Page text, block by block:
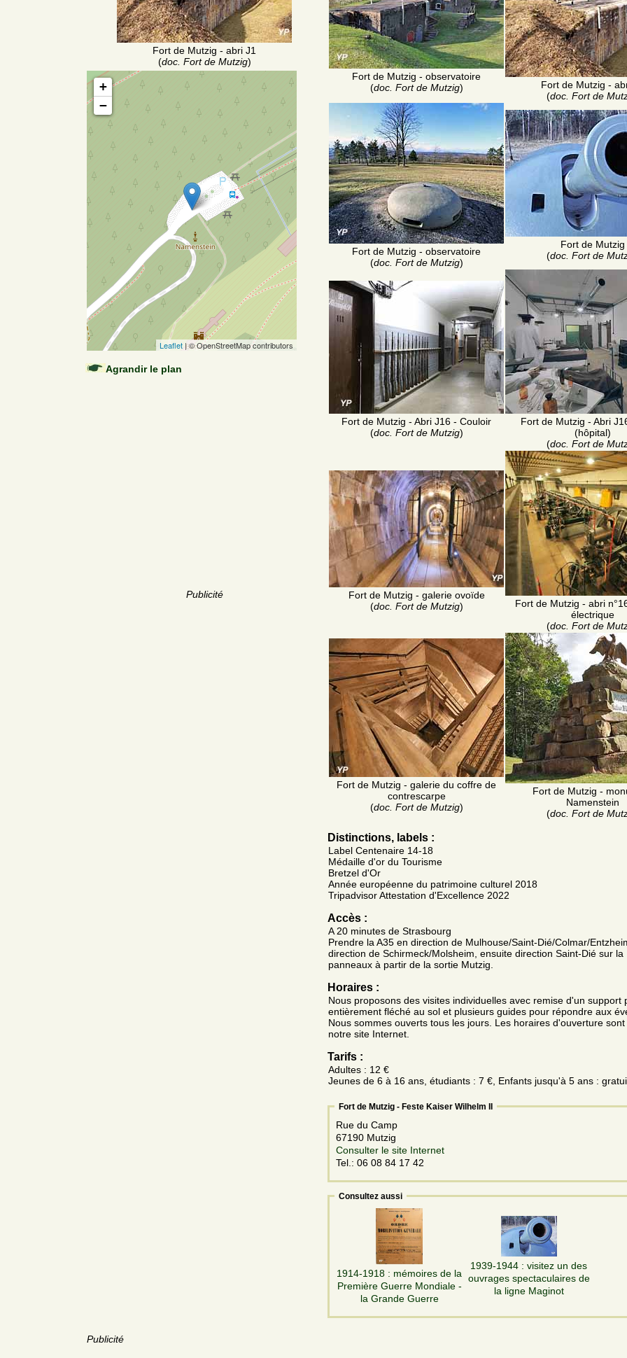
Fort de Mutzig - abri J1
(doc. Fort de Mutzig)
+
−
Leaflet | © OpenStreetMap contributors
Agrandir le plan
Publicité
Fort de Mutzig - observatoire
(doc. Fort de Mutzig)
Fort de Mutzig -
(doc. Fort de
Fort de Mutzig - observatoire
(doc. Fort de Mutzig)
Fort de Mutzig
(doc. Fort de
Fort de Mutzig - Abri J16 - Couloir
(doc. Fort de Mutzig)
Fort de Mutzig - Abri
(hôpital)
(doc. Fort de
Fort de Mutzig - galerie ovoïde
(doc. Fort de Mutzig)
Fort de Mutzig - abri
électrique
(doc. Fort de
Fort de Mutzig - galerie du coffre de
contrescarpe
(doc. Fort de Mutzig)
Fort de Mutzig -
Namenstein
(doc. Fort de
Distinctions, labels :
Label Centenaire 14-18
Médaille d'or du Tourisme
Bretzel d'Or
Année européenne du patrimoine culturel 2018
Tripadvisor Attestation d'Excellence 2022
Accès :
A 20 minutes de Strasbourg
Prendre la A35 en direction de Mulhouse/Saint-Dié/Colmar/
direction de Schirmeck/Molsheim, ensuite direction Saint-Dié sur la
panneaux à partir de la sortie Mutzig.
Horaires :
Nous proposons des visites individuelles avec remise d'un support
entièrement fléché au sol et plusieurs guides pour répondre aux
Nous sommes ouverts tous les jours. Les horaires d'ouverture
notre site Internet.
Tarifs :
Adultes : 12 €
Jeunes de 6 à 16 ans, étudiants : 7 €, Enfants jusqu'à 5 ans :
Fort de Mutzig - Feste Kaiser Wilhelm II
Rue du Camp
67190 Mutzig
Consulter le site Internet
Tel.: 06 08 84 17 42
Consultez aussi
1914-1918 : mémoires de la
Première Guerre Mondiale -
la Grande Guerre
1939-1944 : visitez un des
ouvrages spectaculaires de
la ligne Maginot
Publicité